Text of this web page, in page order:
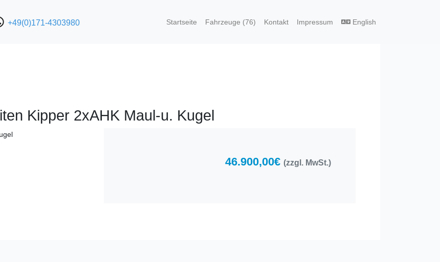
+49(0)171-4303980 Startseite Fahrzeuge (76) Kontakt Impressum English
Kipper 2xAHK Maul-u. Kugel
46.900,00€ (zzgl. MwSt.)